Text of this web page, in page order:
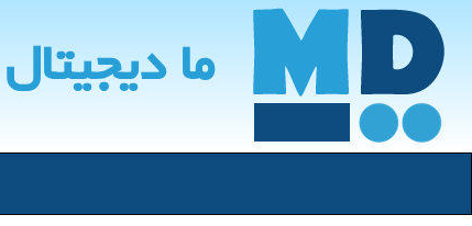
ما دیجیتال